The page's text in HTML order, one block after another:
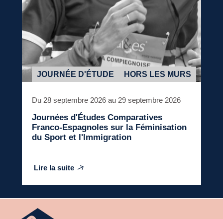
JOURNÉE D'ÉTUDE HORS LES MURS
Du 28 septembre 2026 au 29 septembre 2026
Journées d'Études Comparatives
Franco-Espagnoles sur la Féminisation
du Sport et l'Immigration
Lire la suite